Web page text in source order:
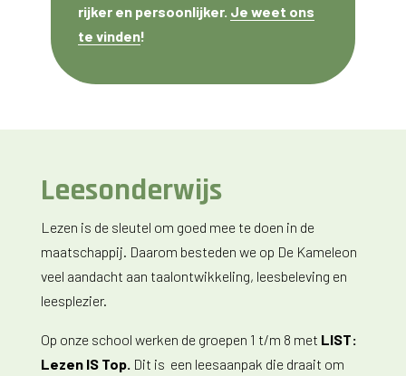
rijker en persoonlijker. Je weet ons
te vinden!
Leesonderwijs
Lezen is de sleutel om goed mee te doen in de
maatschappij. Daarom besteden we op De Kameleon
veel aandacht aan taalontwikkeling, leesbeleving en
leesplezier.
Op onze school werken de groepen 1 t/m 8 met LIST:
Lezen IS Top. Dit is een leesaanpak die draait om